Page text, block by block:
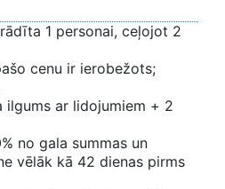
1 personai, ceļojot 2
cenu ir ierobežots;
ilgums ar lidojumiem + 2
no gala summas un
vēlāk kā 42 dienas pirms